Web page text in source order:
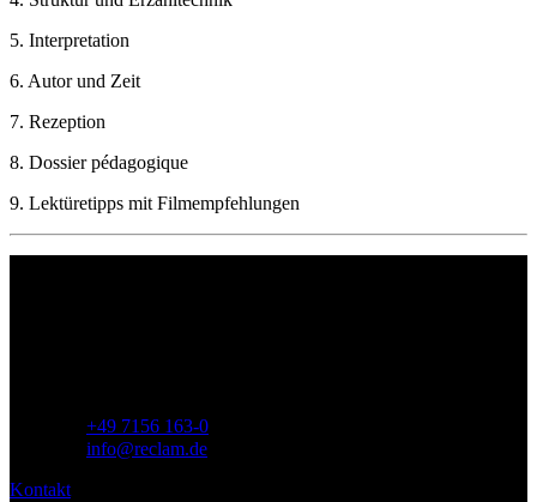
5. Interpretation
6. Autor und Zeit
7. Rezeption
8. Dossier pédagogique
9. Lektüretipps mit Filmempfehlungen
+49 7156 163-0
info@reclam.de
Kontakt